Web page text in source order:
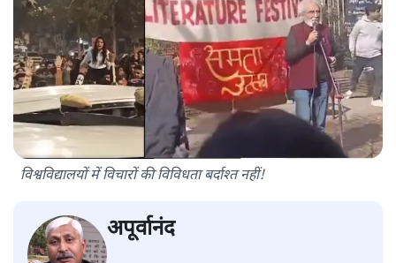
विश्वविद्यालयों में विचारों की विविधता बर्दाश्त नहीं!
अपूर्वानंद